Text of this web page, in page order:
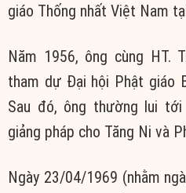
giáo Thống nhất Việt Nam
Năm 1956, ông cùng HT.
tham dự Đại hội Phật giáo
Sau đó, ông thường lui tới
giảng pháp cho Tăng Ni và
Ngày 23/04/1969 (nhằm